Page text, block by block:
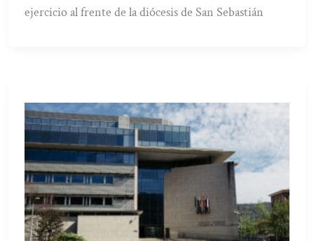
ejercicio al frente de la diócesis de San Sebastián